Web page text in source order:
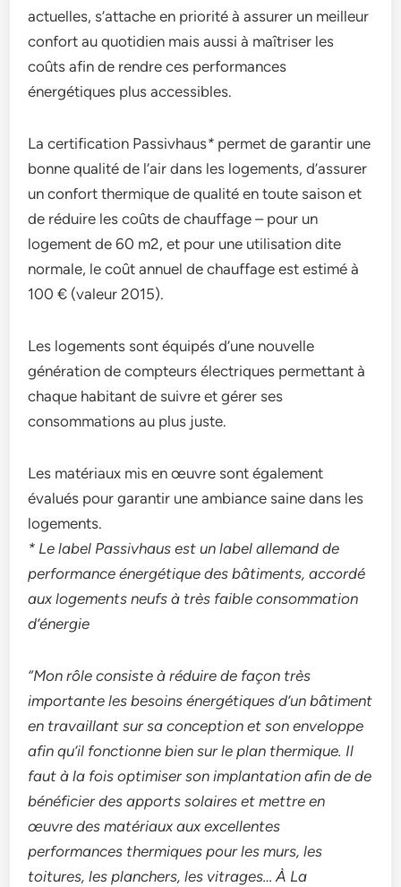
actuelles, s’attache en priorité à assurer un meilleur
confort au quotidien mais aussi à maîtriser les
coûts afin de rendre ces performances
énergétiques plus accessibles.
La certification Passivhaus* permet de garantir une
bonne qualité de l’air dans les logements, d’assurer
un confort thermique de qualité en toute saison et
de réduire les coûts de chauffage – pour un
logement de 60 m2, et pour une utilisation dite
normale, le coût annuel de chauffage est estimé à
100 € (valeur 2015).
Les logements sont équipés d’une nouvelle
génération de compteurs électriques permettant à
chaque habitant de suivre et gérer ses
consommations au plus juste.
Les matériaux mis en œuvre sont également
évalués pour garantir une ambiance saine dans les
logements.
* Le label Passivhaus est un label allemand de
performance énergétique des bâtiments, accordé
aux logements neufs à très faible consommation
d’énergie
“Mon rôle consiste à réduire de façon très
importante les besoins énergétiques d’un bâtiment
en travaillant sur sa conception et son enveloppe
afin qu’il fonctionne bien sur le plan thermique. Il
faut à la fois optimiser son implantation afin de de
bénéficier des apports solaires et mettre en
œuvre des matériaux aux excellentes
performances thermiques pour les murs, les
toitures, les planchers, les vitrages… À La